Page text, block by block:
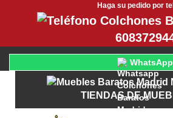
Haga su pedido por
WhatsApp
TIENDAS DE